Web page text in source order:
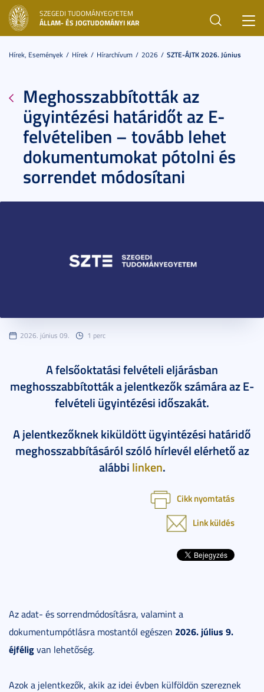
SZEGEDI TUDOMÁNYEGYETEM
ÁLLAM- ÉS JOGTUDOMÁNYI KAR
Hírek, Események Hírek Hírarchívum 2026 SZTE-ÁJTK 2026. Június
Meghosszabbították az
ügyintézési határidőt az E-
felvételiben – tovább lehet
dokumentumokat pótolni és
sorrendet módosítani
2026. június 09. 1 perc
A felsőoktatási felvételi eljárásban
meghosszabbították a jelentkezők számára az E-
felvételi ügyintézési időszakát.
A jelentkezőknek kiküldött ügyintézési határidő
meghosszabbításáról szóló hírlevél elérhető az
alábbi linken.
Cikk nyomtatás
Link küldés
Az adat- és sorrendmódosításra, valamint a
dokumentumpótlásra mostantól egészen 2026. július 9.
éjféligvan lehetőség.
Azok a jelentkezők, akik az idei évben külföldön szereznek